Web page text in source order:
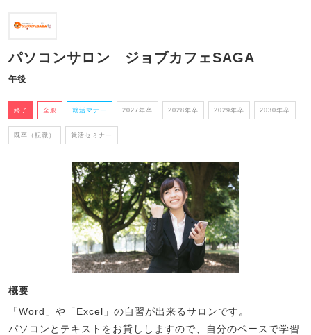
パソコンサロン ジョブカフェSAGA
午後
終了 全般 就活マナー 2027年卒 2028年卒 2029年卒 2030年卒
既卒（転職） 就活セミナー
概要
「Word」や「Excel」の自習が出来るサロンです。
パソコンとテキストをお貸ししますので、自分のペースで学習